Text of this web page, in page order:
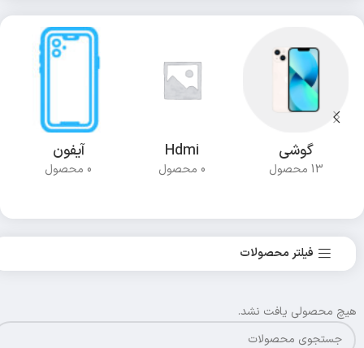
گوشی
13 محصول
Hdmi
0 محصول
آیفون
0 محصول
فیلتر محصولات
هیچ محصولی یافت نشد.